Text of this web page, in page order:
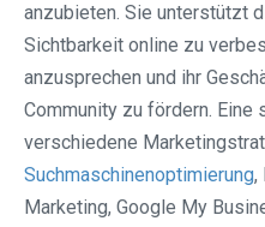
anzubieten. Sie unterstützt
Sichtbarkeit online zu
anzusprechen und ihr
Community zu fördern. Eine
verschiedene
Suchmaschinenoptimierung,
Marketing, Google My